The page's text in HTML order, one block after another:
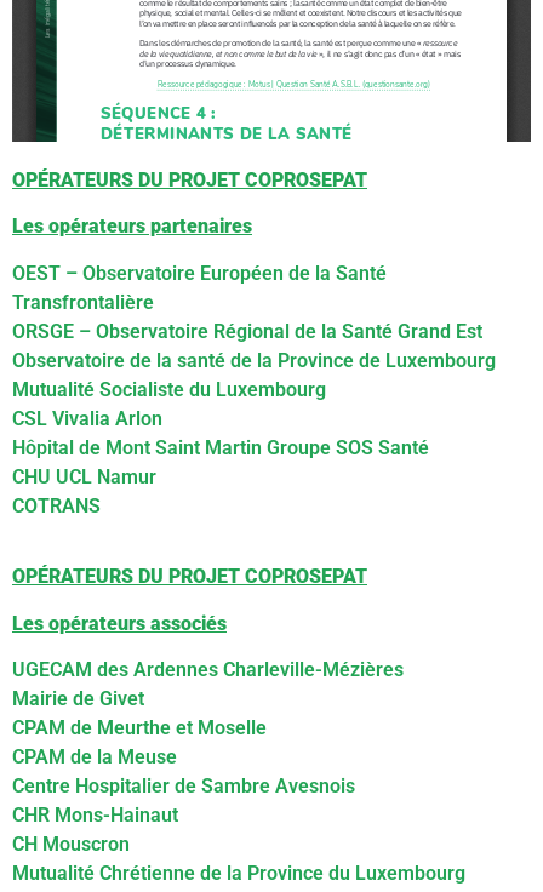
OPÉRATEURS DU PROJET COPROSEPAT
Les opérateurs partenaires
OEST – Observatoire Européen de la Santé
Transfrontalière
ORSGE – Observatoire Régional de la Santé Grand Est
Observatoire de la santé de la Province de Luxembourg
Mutualité Socialiste du Luxembourg
CSL Vivalia Arlon
Hôpital de Mont Saint Martin Groupe SOS Santé
CHU UCL Namur
COTRANS
OPÉRATEURS DU PROJET COPROSEPAT
Les opérateurs associés
UGECAM des Ardennes Charleville-Mézières
Mairie de Givet
CPAM de Meurthe et Moselle
CPAM de la Meuse
Centre Hospitalier de Sambre Avesnois
CHR Mons-Hainaut
CH Mouscron
Mutualité Chrétienne de la Province du Luxembourg